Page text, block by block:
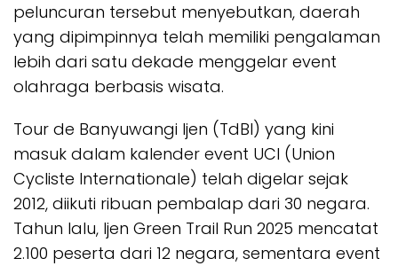
peluncuran tersebut menyebutkan, daerah
yang dipimpinnya telah memiliki pengalaman
lebih dari satu dekade menggelar event
olahraga berbasis wisata.
Tour de Banyuwangi Ijen (TdBI) yang kini
masuk dalam kalender event UCI (Union
Cycliste Internationale) telah digelar sejak
2012, diikuti ribuan pembalap dari 30 negara.
Tahun lalu, Ijen Green Trail Run 2025 mencatat
2.100 peserta dari 12 negara, sementara event